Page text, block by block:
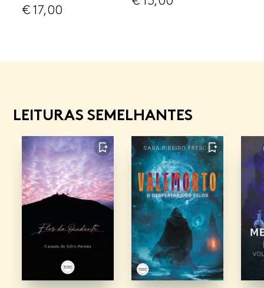
€17,00
LEITURAS SEMELHANTES
FAVORITO FAVORITO